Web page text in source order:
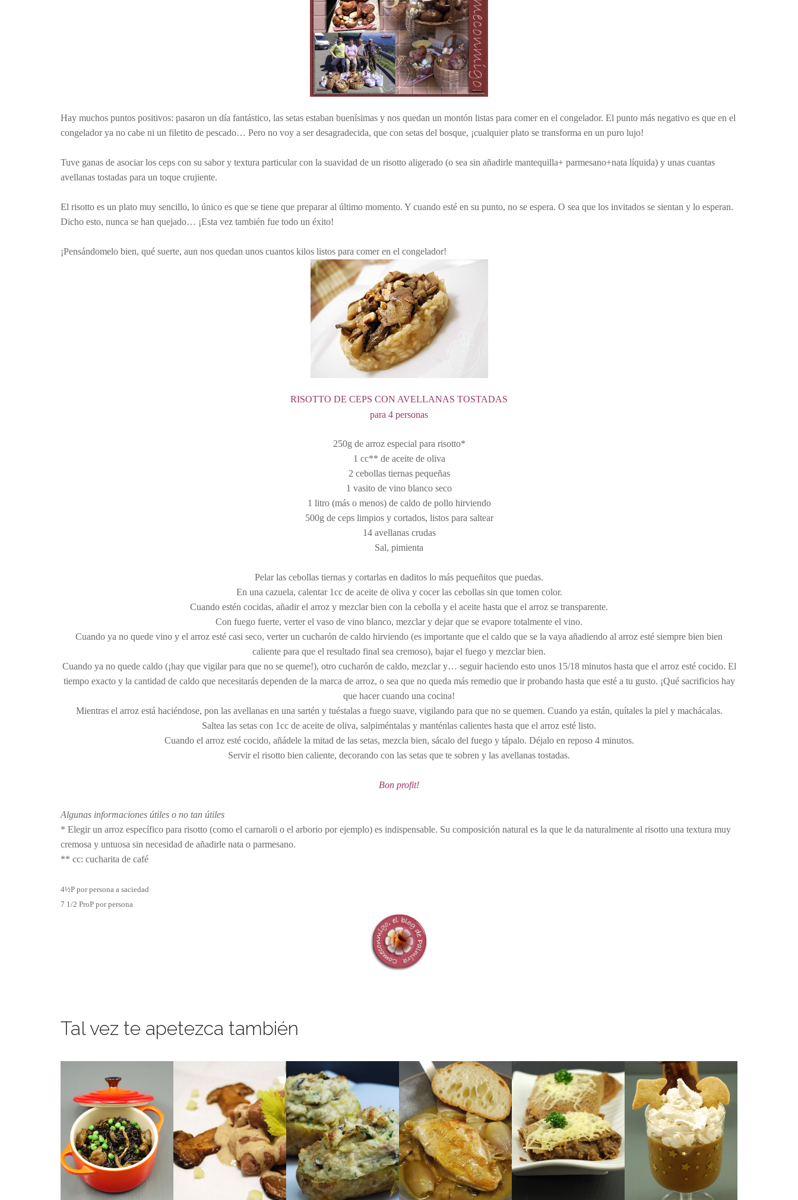
Hay muchos puntos positivos: pasaron un día fantástico, las setas estaban buenísimas y nos quedan un montón listas para comer en el congelador. El punto más negativo es que en el
congelador ya no cabe ni un filetito de pescado… Pero no voy a ser desagradecida, que con setas del bosque, ¡cualquier plato se transforma en un puro lujo!
Tuve ganas de asociar los ceps con su sabor y textura particular con la suavidad de un risotto aligerado (o sea sin añadirle mantequilla+ parmesano+nata líquida) y unas cuantas
avellanas tostadas para un toque crujiente.
El risotto es un plato muy sencillo, lo único es que se tiene que preparar al último momento. Y cuando esté en su punto, no se espera. O sea que los invitados se sientan y lo esperan.
Dicho esto, nunca se han quejado… ¡Esta vez también fue todo un éxito!
¡Pensándomelo bien, qué suerte, aun nos quedan unos cuantos kilos listos para comer en el congelador!
RISOTTO DE CEPS CON AVELLANAS TOSTADAS
para 4 personas
250g de arroz especial para risotto*
1 cc** de aceite de oliva
2 cebollas tiernas pequeñas
1 vasito de vino blanco seco
1 litro (más o menos) de caldo de pollo hirviendo
500g de ceps limpios y cortados, listos para saltear
14 avellanas crudas
Sal, pimienta
Pelar las cebollas tiernas y cortarlas en daditos lo más pequeñitos que puedas.
En una cazuela, calentar 1cc de aceite de oliva y cocer las cebollas sin que tomen color.
Cuando estén cocidas, añadir el arroz y mezclar bien con la cebolla y el aceite hasta que el arroz se transparente.
Con fuego fuerte, verter el vaso de vino blanco, mezclar y dejar que se evapore totalmente el vino.
Cuando ya no quede vino y el arroz esté casi seco, verter un cucharón de caldo hirviendo (es importante que el caldo que se la vaya añadiendo al arroz esté siempre bien bien
caliente para que el resultado final sea cremoso), bajar el fuego y mezclar bien.
Cuando ya no quede caldo (¡hay que vigilar para que no se queme!), otro cucharón de caldo, mezclar y… seguir haciendo esto unos 15/18 minutos hasta que el arroz esté cocido. El
tiempo exacto y la cantidad de caldo que necesitarás dependen de la marca de arroz, o sea que no queda más remedio que ir probando hasta que esté a tu gusto. ¡Qué sacrificios hay
que hacer cuando una cocina!
Mientras el arroz está haciéndose, pon las avellanas en una sartén y tuéstalas a fuego suave, vigilando para que no se quemen. Cuando ya están, quítales la piel y machácalas.
Saltea las setas con 1cc de aceite de oliva, salpiméntalas y manténlas calientes hasta que el arroz esté listo.
Cuando el arroz esté cocido, añádele la mitad de las setas, mezcla bien, sácalo del fuego y tápalo. Déjalo en reposo 4 minutos.
Servir el risotto bien caliente, decorando con las setas que te sobren y las avellanas tostadas.
Bon profit!
Algunas informaciones útiles o no tan útiles
* Elegir un arroz específico para risotto (como el carnaroli o el arborio por ejemplo) es indispensable. Su composición natural es la que le da naturalmente al risotto una textura muy
cremosa y untuosa sin necesidad de añadirle nata o parmesano.
** cc: cucharita de café
4½P por persona a saciedad
7 1/2 ProP por persona
Tal vez te apetezca también
ARROZ VENERE
CON
GUISANTES &
SETAS
Una guarnición que no
dejará de sorprenderte.
SU SALSA DE
CEPS &
BRUNOISE DE
APIO
Unos ñoquis de harina y
puré de castaña con una
deliciosa salsa de setas y
RELLENAS DE
SOUFFLÉ DE
ATÚN &
MOIXERONS
Unas patatas rellenas
con ingredientes de la
despensa y un resultado
exquisito.
POLLO CON
SALSA DE VIN
JAUNE & CEPS
¡Que no falte pan!
RELLENA CON
SETAS (sin
gluten)
Unos creps de trigo
sarraceno rellenos unas
setas del bosque en una
rica salsa el estilo
bechamel. Una cena de
lujo.
CREMA DE
LENTEJAS CON
CHANTILLY DE
CEPS
¡Mi receta estrella del
año 2019!